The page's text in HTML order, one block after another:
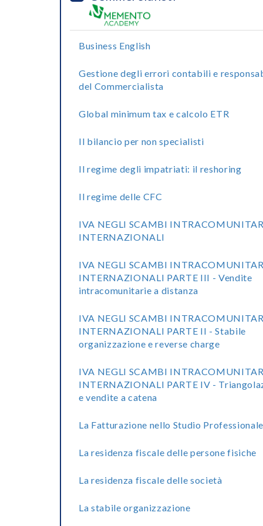
Business English
Gestione degli errori contabili e
del Commercialista
Global minimum tax e calcolo ETR
Il bilancio per non specialisti
Il regime degli impatriati: il reshoring
Il regime delle CFC
IVA NEGLI SCAMBI
INTERNAZIONALI
IVA NEGLI SCAMBI
INTERNAZIONALI PARTE III - Vendite
intracomunitarie a distanza
IVA NEGLI SCAMBI
INTERNAZIONALI PARTE II - Stabile
organizzazione e reverse charge
IVA NEGLI SCAMBI
INTERNAZIONALI PARTE IV -
e vendite a catena
La Fatturazione nello Studio Professionale
La residenza fiscale delle persone fisiche
La residenza fiscale delle società
La stabile organizzazione